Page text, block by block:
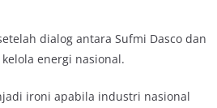
dialog antara Sufmi Dasco dan
energi nasional.
ironi apabila industri nasional